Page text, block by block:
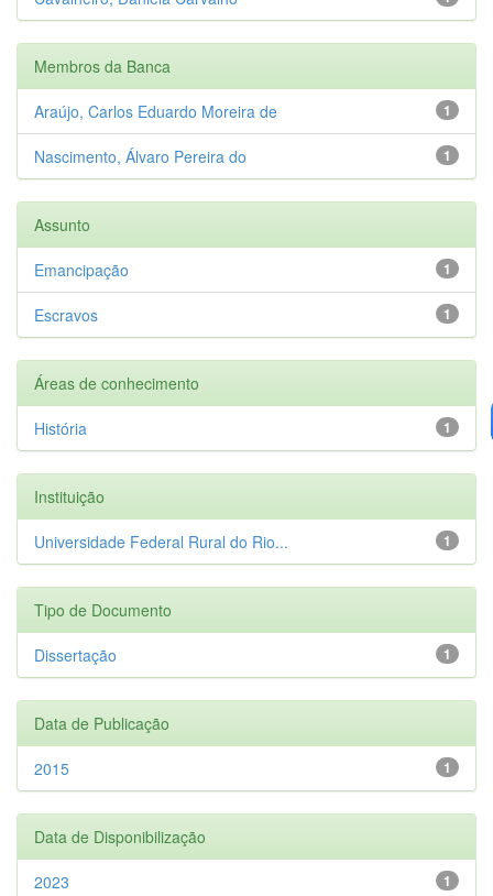
Membros da Banca
1
Araújo, Carlos Eduardo Moreira de
1
Nascimento, Álvaro Pereira do
Assunto
1
Emancipação
1
Escravos
Áreas de conhecimento
1
História
Instituição
1
Universidade Federal Rural do Rio...
Tipo de Documento
1
Dissertação
Data de Publicação
1
2015
Data de Disponibilização
1
2023